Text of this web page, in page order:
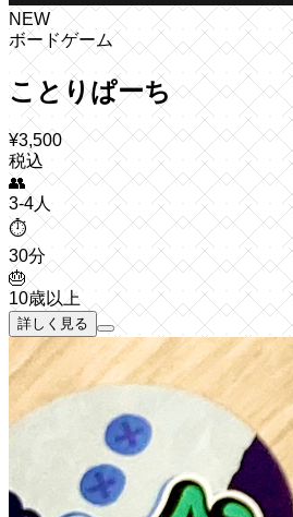
NEW
ボードゲーム
ことりぱーち
¥3,500
税込
👥
3-4人
⏱️
30分
🎂
10歳以上
詳しく見る